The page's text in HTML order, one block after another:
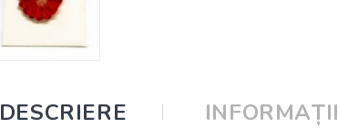
DESCRIERE INFORMAȚII